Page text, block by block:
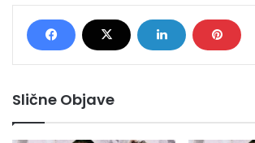
Slične Objave